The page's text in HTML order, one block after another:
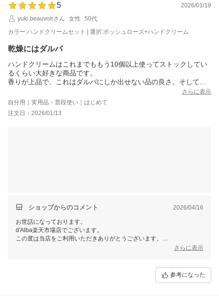
d'Alba楽天市場店
5
2026/01/19
yuki.beauvoirさん
女性
50代
カラー:ハンドクリームセット | 選択:ポッシュローズ+ハンドクリーム
乾燥にはダルバ
ハンドクリームはこれまでももう10個以上使ってストックしてい
るくらい大好きな商品です。
香りが上品で、これはダルバにしか出せない品の良さ。そして潤
ってるのにベタベタしないので、私は家中、バッグの中など色々
な所に置いたり持ち歩いたりしています。
この冬は乾燥が酷いので、気づいた時に使えるように手放さない
ようにしています。
ゴールドベースのデザインもオトナ女子には持って気分が上がる
可愛いパッケージに入れて送っていただきました。
ギフトでサンプルもショッパーも付けていただきました！
ありがとうございます！
さらに表示
自分用｜実用品・普段使い｜はじめて
注文日：2026/01/13
ショップからのコメント 2026/04/16
お世話になっております。
d'Alba楽天市場店でございます。
この度は当店をご利用いただきありがとうございます。
当店では今後も様々なイベントを予定しておりますので、ご愛顧頂けま
さらに表示
参考になった